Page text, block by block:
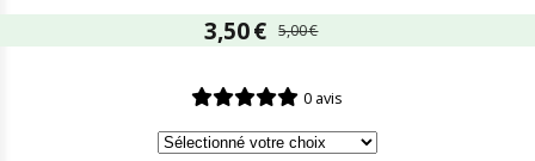
3,50€ 5,00€
0 avis